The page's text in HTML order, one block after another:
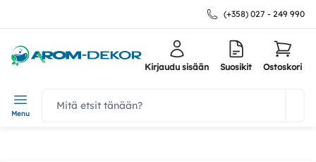
(+358) 027 - 249 990
Menu
Kirjaudu sisään Suosikit Ostoskori